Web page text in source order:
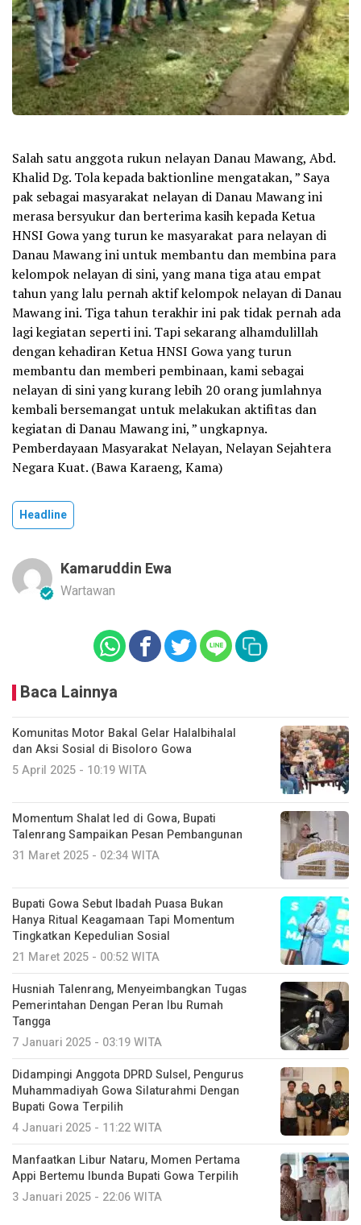
Salah satu anggota rukun nelayan Danau Mawang, Abd.
Khalid Dg. Tola kepada baktionline mengatakan, ” Saya
pak sebagai masyarakat nelayan di Danau Mawang ini
merasa bersyukur dan berterima kasih kepada Ketua
HNSI Gowa yang turun ke masyarakat para nelayan di
Danau Mawang ini untuk membantu dan membina para
kelompok nelayan di sini, yang mana tiga atau empat
tahun yang lalu pernah aktif kelompok nelayan di Danau
Mawang ini. Tiga tahun terakhir ini pak tidak pernah ada
lagi kegiatan seperti ini. Tapi sekarang alhamdulillah
dengan kehadiran Ketua HNSI Gowa yang turun
membantu dan memberi pembinaan, kami sebagai
nelayan di sini yang kurang lebih 20 orang jumlahnya
kembali bersemangat untuk melakukan aktifitas dan
kegiatan di Danau Mawang ini, ” ungkapnya.
Pemberdayaan Masyarakat Nelayan, Nelayan Sejahtera
Negara Kuat. (Bawa Karaeng, Kama)
Headline
Kamaruddin Ewa
Wartawan
Baca Lainnya
Komunitas Motor Bakal Gelar Halalbihalal
dan Aksi Sosial di Bisoloro Gowa
5 April 2025 - 10:19 WITA
Momentum Shalat Ied di Gowa, Bupati
Talenrang Sampaikan Pesan Pembangunan
31 Maret 2025 - 02:34 WITA
Bupati Gowa Sebut Ibadah Puasa Bukan
Hanya Ritual Keagamaan Tapi Momentum
Tingkatkan Kepedulian Sosial
21 Maret 2025 - 00:52 WITA
Husniah Talenrang, Menyeimbangkan Tugas
Pemerintahan Dengan Peran Ibu Rumah
Tangga
7 Januari 2025 - 03:19 WITA
Didampingi Anggota DPRD Sulsel, Pengurus
Muhammadiyah Gowa Silaturahmi Dengan
Bupati Gowa Terpilih
4 Januari 2025 - 11:22 WITA
Manfaatkan Libur Nataru, Momen Pertama
Appi Bertemu Ibunda Bupati Gowa Terpilih
3 Januari 2025 - 22:06 WITA